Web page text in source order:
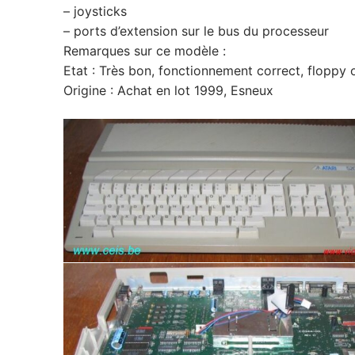
– joysticks
– ports d’extension sur le bus du processeur
Remarques sur ce modèle :
Etat : Très bon, fonctionnement correct, floppy
Origine : Achat en lot 1999, Esneux